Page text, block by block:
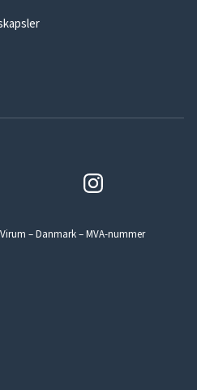
– Danmark – MVA-nummer